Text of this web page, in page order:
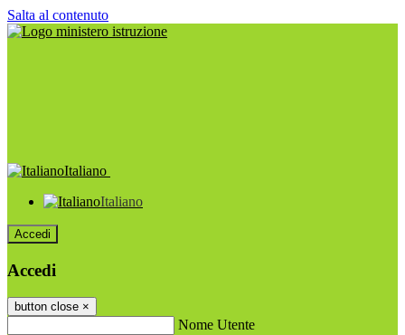
Salta al contenuto
Italiano
Italiano
Accedi
Accedi
button close ×
Nome Utente